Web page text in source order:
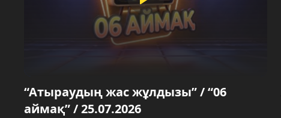
“Атыраудың жас жұлдызы” / “06
аймақ” / 25.07.2026